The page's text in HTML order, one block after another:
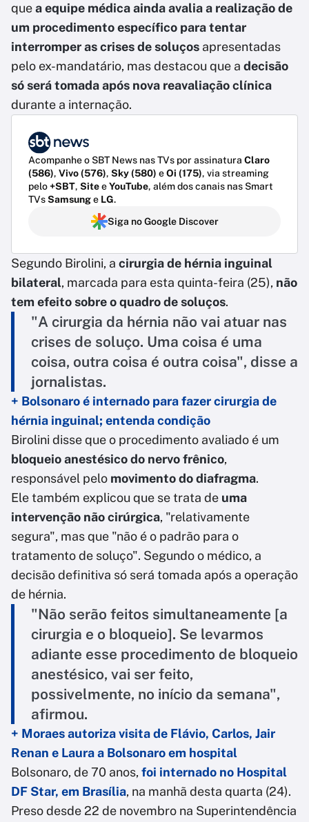
quea equipe médica ainda avalia a realização de
um procedimento específico para tentar
interromper as crises de soluços apresentadas
pelo ex-mandatário, mas destacou que a decisão
só será tomada após nova reavaliação clínica
durante a internação.
Acompanhe o SBT News nas TVs por assinatura Claro
(586), Vivo (576), Sky (580) eOi (175), via streaming
pelo+SBT, SiteeYouTube, além dos canais nas Smart
TVsSamsunge LG.
Siga no Google Discover
Segundo Birolini, a cirurgia de hérnia inguinal
bilateral, marcada para esta quinta-feira (25), não
tem efeito sobre o quadro de soluços.
"A cirurgia da hérnia não vai atuar nas
crises de soluço. Uma coisa é uma
coisa, outra coisa é outra coisa", disse a
jornalistas.
+ Bolsonaro é internado para fazer cirurgia de
hérnia inguinal; entenda condição
Birolini disse que o procedimento avaliado é um
bloqueio anestésico do nervo frênico,
responsável pelo movimento do diafragma.
Ele também explicou que se trata de uma
intervenção não cirúrgica, "relativamente
segura", mas que "não é o padrão para o
tratamento de soluço". Segundo o médico, a
decisão definitiva só será tomada após a operação
de hérnia.
"Não serão feitos simultaneamente [a
cirurgia e o bloqueio]. Se levarmos
adiante esse procedimento de bloqueio
anestésico, vai ser feito,
possivelmente, no início da semana",
afirmou.
+ Moraes autoriza visita de Flávio, Carlos, Jair
Renan e Laura a Bolsonaro em hospital
Bolsonaro, de 70 anos, foi internado no Hospital
DF Star, em Brasília, na manhã desta quarta (24).
Preso desde 22 de novembro na Superintendência